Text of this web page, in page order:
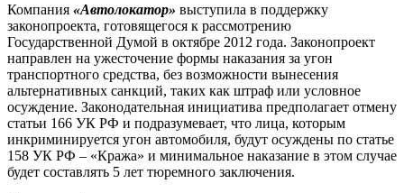
Компания «Автолокатор» выступила в поддержку
законопроекта, готовящегося к рассмотрению
Государственной Думой в октябре 2012 года. Законопроект
направлен на ужесточение формы наказания за угон
транспортного средства, без возможности вынесения
альтернативных санкций, таких как штраф или условное
осуждение. Законодательная инициатива предполагает отмену
статьи 166 УК РФ и подразумевает, что лица, которым
инкриминируется угон автомобиля, будут осуждены по статье
158 УК РФ – «Кража» и минимальное наказание в этом случае
будет составлять 5 лет тюремного заключения.